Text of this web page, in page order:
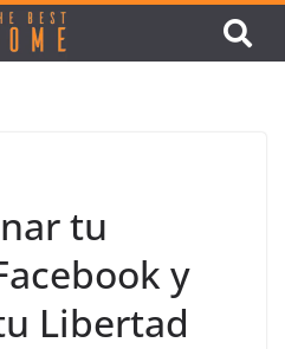
tu
y
Libertad